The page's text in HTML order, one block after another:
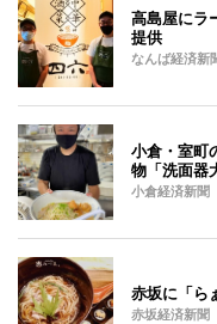
高島屋にラ
提供
なんば経済新
小倉・室町
物「洗面器
小倉経済新聞
赤坂に「ら
赤坂経済新聞